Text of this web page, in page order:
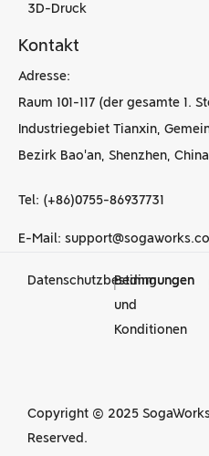
3D-Druck
Kontakt
Adresse:
Raum 101-117 (der gesamte 1.
Industriegebiet Tianxin,
Bezirk Bao'an, Shenzhen,
Tel: (+86)0755-86937731
E-Mail:
Datenschutzbestimmungen
|Bedingungen
und
Konditionen
Copyright © 2025
Reserved.